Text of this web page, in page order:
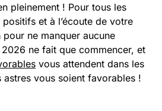
pleinement ! Pour tous les
et à l’écoute de votre
ne manquer aucune
2026 ne fait que commencer, et
vous attendent dans les
astres vous soient favorables !